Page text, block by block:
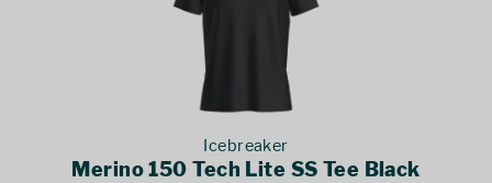
Icebreaker
Merino 150 Tech Lite SS Tee Black